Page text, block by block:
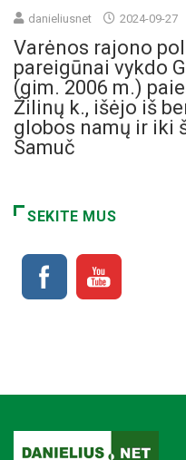
danieliusnet 2024-09-27
Varėnos rajono
pareigūnai vykdo
(gim. 2006 m.)
Žilinų k., išėjo iš
globos namų ir iki
Samuč
SEKITE MUS